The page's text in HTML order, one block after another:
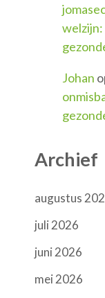
welzijn:
Johan
Archief
augustus
juli 2026
juni 2026
mei 2026